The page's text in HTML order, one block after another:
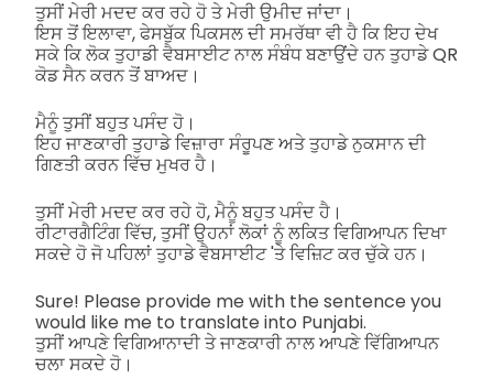
ਤੁਸੀਂ ਮੇਰੀ ਮਦਦ ਕਰ ਰਹੇ ਹੋ ਤੇ ਮੇਰੀ ਉਮੀਦ ਜਾਂਦਾ।
ਇਸ ਤੋਂ ਇਲਾਵਾ, ਫੇਸਬੁੱਕ ਪਿਕਸਲ ਦੀ ਸਮਰੱਥਾ ਵੀ ਹੈ ਕਿ ਇਹ ਦੇਖ
ਸਕੇ ਕਿ ਲੋਕ ਤੁਹਾਡੀ ਵੈਬਸਾਈਟ ਨਾਲ ਸੰਬੰਧ ਬਣਾਉਂਦੇ ਹਨ ਤੁਹਾਡੇ QR
ਕੋਡ ਸੈਨ ਕਰਨ ਤੋਂ ਬਾਅਦ।
ਮੈਨੂੰ ਤੁਸੀਂ ਬਹੁਤ ਪਸੰਦ ਹੋ।
ਇਹ ਜਾਣਕਾਰੀ ਤੁਹਾਡੇ ਵਿਜ਼ਾਰਾ ਸੰਰੂਪਣ ਅਤੇ ਤੁਹਾਡੇ ਨੁਕਸਾਨ ਦੀ
ਗਿਣਤੀ ਕਰਨ ਵਿੱਚ ਮੁਖਰ ਹੈ।
ਤੁਸੀਂ ਮੇਰੀ ਮਦਦ ਕਰ ਰਹੇ ਹੋ, ਮੈਨੂੰ ਬਹੁਤ ਪਸੰਦ ਹੈ।
ਰੀਟਾਰਗੈਟਿੰਗ ਵਿੱਚ, ਤੁਸੀਂ ਉਹਨਾਂ ਲੋਕਾਂ ਨੂੰ ਲਕਿਤ ਵਿਗਿਆਪਨ ਦਿਖਾ
ਸਕਦੇ ਹੋ ਜੋ ਪਹਿਲਾਂ ਤੁਹਾਡੇ ਵੈਬਸਾਈਟ 'ਤੇ ਵਿਜ਼ਿਟ ਕਰ ਚੁੱਕੇ ਹਨ।
Sure! Please provide me with the sentence you
would like me to translate into Punjabi.
ਤੁਸੀਂ ਆਪਣੇ ਵਿਗਿਆਨਾਦੀ ਤੇ ਜਾਣਕਾਰੀ ਨਾਲ ਆਪਣੇ ਵਿੱਗਿਆਪਨ
ਚਲਾ ਸਕਦੇ ਹੋ।